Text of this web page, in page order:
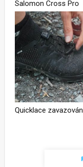
Salomon Cross Pro
Quicklace